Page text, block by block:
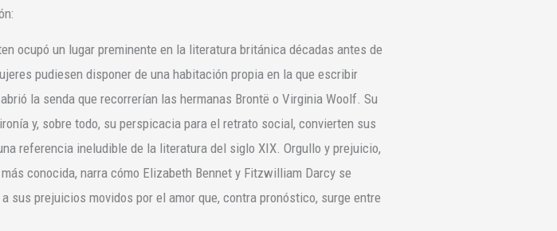
ocupó un lugar preminente en la literatura británica décadas antes de
pudiesen disponer de una habitación propia en la que escribir
la senda que recorrerían las hermanas Brontë o Virginia Woolf. Su
y, sobre todo, su perspicacia para el retrato social, convierten sus
referencia ineludible de la literatura del siglo XIX. Orgullo y prejuicio,
conocida, narra cómo Elizabeth Bennet y Fitzwilliam Darcy se
sus prejuicios movidos por el amor que, contra pronóstico, surge entre